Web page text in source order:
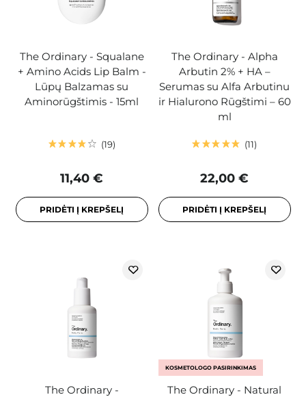
The Ordinary - Squalane
+ Amino Acids Lip Balm -
Lūpų Balzamas su
Aminorūgštimis - 15ml
19
11,40 €
PRIDĖTI Į KREPŠELĮ
The Ordinary - Alpha
Arbutin 2% + HA –
Serumas su Alfa Arbutinu
ir Hialurono Rūgštimi – 60
ml
11
22,00 €
PRIDĖTI Į KREPŠELĮ
The Ordinary -
KOSMETOLOGO PASIRINKIMAS
The Ordinary - Natural